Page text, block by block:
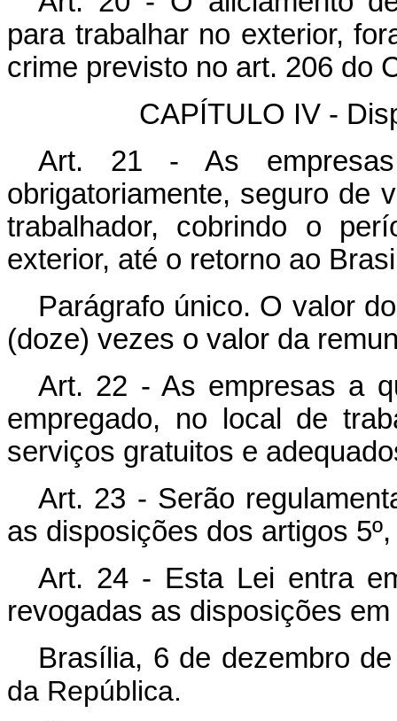
para trabalhar no exterior,
crime previsto no art. 206 do
CAPÍTULO IV -
Art. 21 - As
obrigatoriamente, seguro de
trabalhador, cobrindo o
exterior, até o retorno ao
Parágrafo único. O valor
(doze) vezes o valor da
Art. 22 - As empresas a
empregado, no local de
serviços gratuitos e
Art. 23 - Serão
as disposições dos artigos
Art. 24 - Esta Lei entra
revogadas as disposições
Brasília, 6 de dezembro
da República.